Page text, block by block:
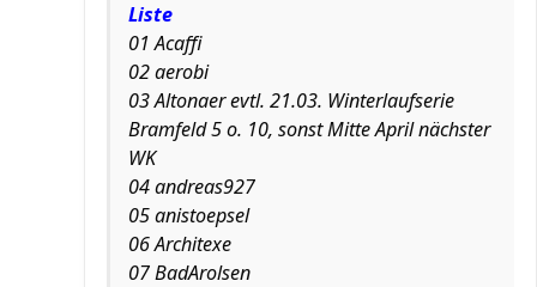
Liste
01 Acaffi
02 aerobi
03 Altonaer evtl. 21.03. Winterlaufserie
Bramfeld 5 o. 10, sonst Mitte April nächster
WK
04 andreas927
05 anistoepsel
06 Architexe
07 BadArolsen